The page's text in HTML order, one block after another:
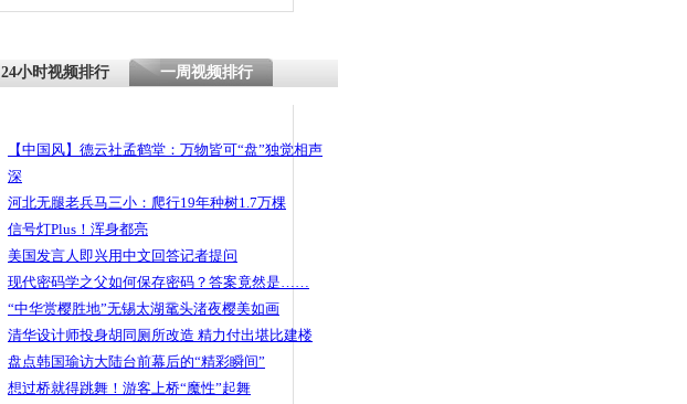
24小时视频排行 一周视频排行
【中国风】德云社孟鹤堂：万物皆可“盘”独觉相声
深
河北无腿老兵马三小：爬行19年种树1.7万棵
信号灯Plus！浑身都亮
美国发言人即兴用中文回答记者提问
现代密码学之父如何保存密码？答案竟然是……
“中华赏樱胜地”无锡太湖鼋头渚夜樱美如画
清华设计师投身胡同厕所改造 精力付出堪比建楼
盘点韩国瑜访大陆台前幕后的“精彩瞬间”
想过桥就得跳舞！游客上桥“魔性”起舞